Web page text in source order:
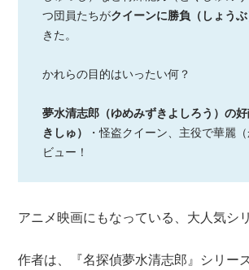
つ団員たちがクイーンに勝負（しょうぶ
きた。
かれらの目的はいったい何？
夢水清志郎（ゆめみずきよしろう）の
きしゅ）
・怪盗クイーン、主役で華麗
ビュー！
アニメ映画にもなっている、大人気シ
作者は、『名探偵夢水清志郎』シリー